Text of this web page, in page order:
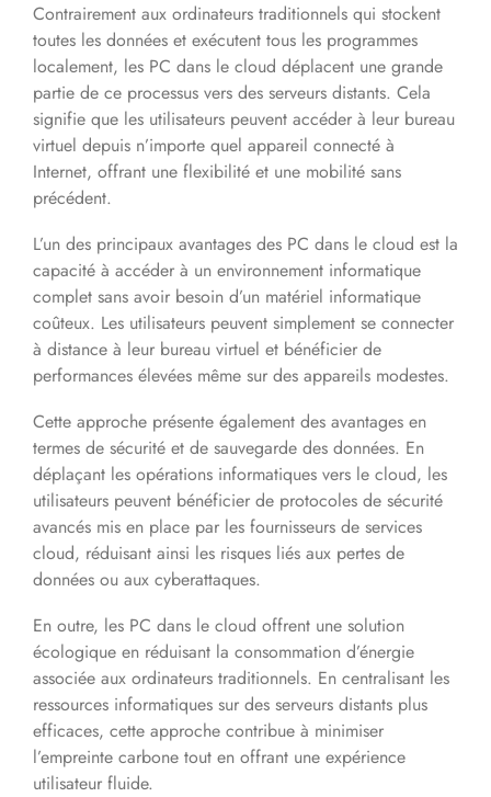
Contrairement aux ordinateurs traditionnels qui stockent
toutes les données et exécutent tous les programmes
localement, les PC dans le cloud déplacent une grande
partie de ce processus vers des serveurs distants. Cela
signifie que les utilisateurs peuvent accéder à leur bureau
virtuel depuis n’importe quel appareil connecté à
Internet, offrant une flexibilité et une mobilité sans
précédent.
L’un des principaux avantages des PC dans le cloud est la
capacité à accéder à un environnement informatique
complet sans avoir besoin d’un matériel informatique
coûteux. Les utilisateurs peuvent simplement se connecter
à distance à leur bureau virtuel et bénéficier de
performances élevées même sur des appareils modestes.
Cette approche présente également des avantages en
termes de sécurité et de sauvegarde des données. En
déplaçant les opérations informatiques vers le cloud, les
utilisateurs peuvent bénéficier de protocoles de sécurité
avancés mis en place par les fournisseurs de services
cloud, réduisant ainsi les risques liés aux pertes de
données ou aux cyberattaques.
En outre, les PC dans le cloud offrent une solution
écologique en réduisant la consommation d’énergie
associée aux ordinateurs traditionnels. En centralisant les
ressources informatiques sur des serveurs distants plus
efficaces, cette approche contribue à minimiser
l’empreinte carbone tout en offrant une expérience
utilisateur fluide.